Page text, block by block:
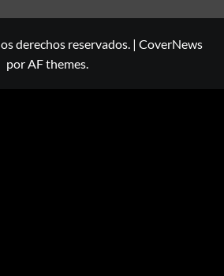
derechos reservados. | CoverNews
por AF themes.